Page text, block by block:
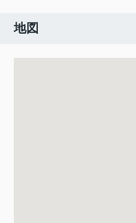
地図